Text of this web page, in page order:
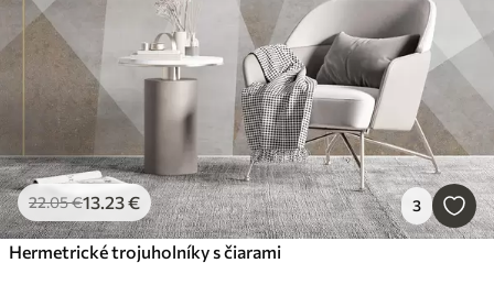
22.05€13.23€ 3
Hermetrické trojuholníky s čiarami